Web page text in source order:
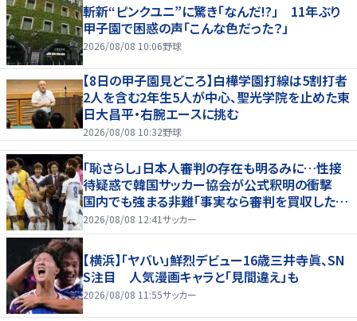
斬新“ピンクユニ”に驚き「なんだ!?」 11年ぶり
甲子園で困惑の声「こんな色だった？」
2026/08/08 10:06野球
【8日の甲子園見どころ】白樺学園打線は5割打者
2人を含む2年生5人が中心、聖光学院を止めた東
日大昌平・右腕エースに挑む
2026/08/08 10:32野球
「恥さらし」日本人審判の存在も明るみに…性接
待疑惑で韓国サッカー協会が公式釈明の衝撃
国内でも強まる非難「事実なら審判を買収したこ
とになる」
2026/08/08 12:41サッカー
【横浜】「ヤバい」鮮烈デビュー16歳三井寺眞、SN
S注目 人気漫画キャラと「見間違え」も
2026/08/08 11:55サッカー